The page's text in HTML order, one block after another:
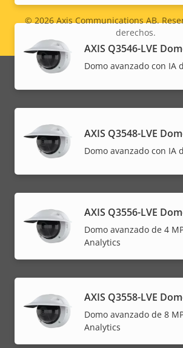
AXIS Q3546-LVE
Domo avanzado con IA
AXIS Q3548-LVE
Domo avanzado con IA
AXIS Q3556-LVE
Domo avanzado de 4
Analytics
AXIS Q3558-LVE
Domo avanzado de 8
Analytics
Legal
menu
© 2026Axis Communications AB.
derechos.